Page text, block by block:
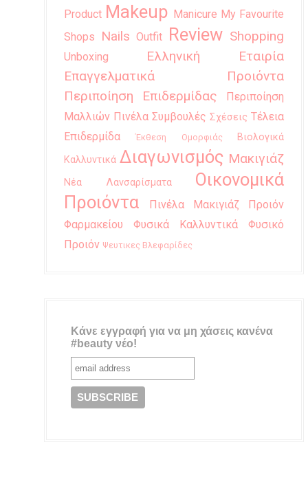
Product Makeup Manicure My Favourite
Shops
Nails Outfit Review Shopping
Unboxing
Ελληνική Εταιρία
Επαγγελματικά Προιόντα
Περιποίηση Επιδερμίδας
Περιποίηση
Μαλλιών Πινέλα Συμβουλές Σχέσεις Τέλεια
Επιδερμίδα
Έκθεση Ομορφιάς
Βιολογικά
Καλλυντικά Διαγωνισμός Μακιγιάζ
Νέα Λανσαρίσματα
Οικονομικά
Προιόντα
Πινέλα Μακιγιάζ
Προιόν
Φαρμακείου
Φυσικά Καλλυντικά
Φυσικό
Προιόν Ψευτικες Βλεφαρίδες
Κάνε εγγραφή για να μη χάσεις κανένα
#beauty νέο!